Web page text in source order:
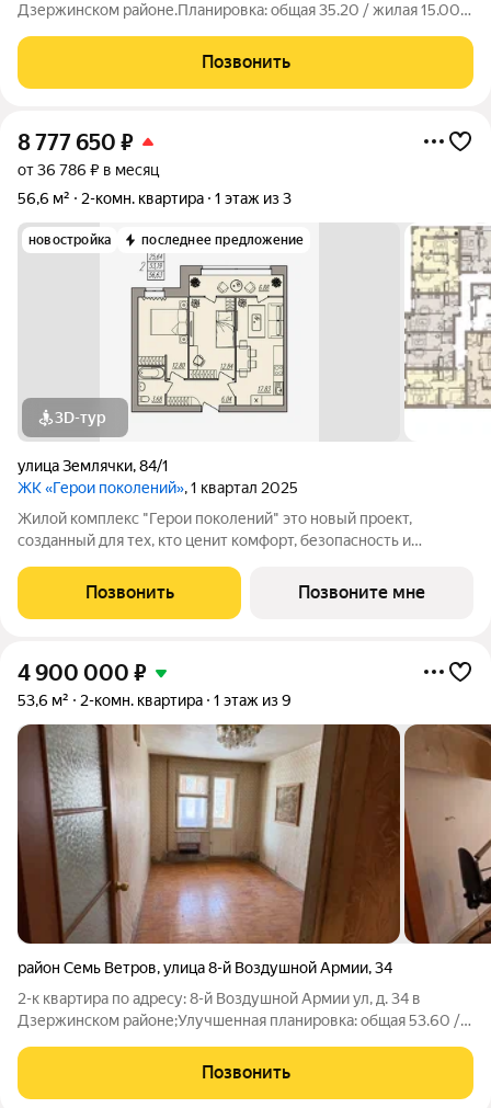
Дзержинском районе.Планировка: общая 35.20 / жилая 15.00 /
кирпичном финском домике, также к квартире прилагается
участок 3 сотки,
Позвонить
8 777 650 ₽
от 36 786 ₽ в месяц
56,6 м²
2-комн. квартира 1 этаж из 3
новостройка последнее предложение
3D-тур
улица Землячки,84/1
ЖК «Герои поколений», 1 квартал 2025
Жилой комплекс "Герои поколений" это новый проект,
созданный для тех, кто ценит комфорт, безопасность и
предлагает своим жителям возможность насладиться
тишиной и спокойствием, находясь при
Позвонить Позвоните мне
4 900 000 ₽
53,6 м² 2-комн. квартира 1 этаж из 9
район Семь Ветров,улица 8-й Воздушной Армии,34
2-к квартира по адресу: 8-й Воздушной Армии ул, д. 34 в
Дзержинском районе;Улучшенная планировка: общая 53.60 /
метровРаздельный санузел. Есть застекленные лоджия и
балконКвартира
Позвонить